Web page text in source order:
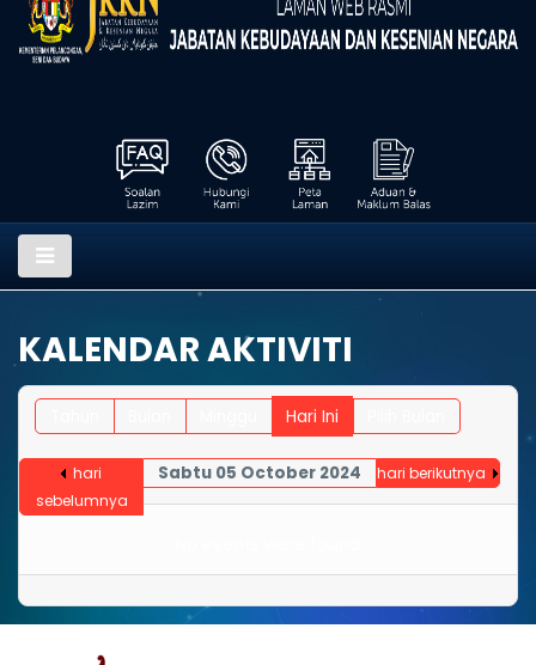
KALENDAR AKTIVITI
Hari Ini
hari
sebelumnya
Sabtu 05 October 2024 hari berikutnya